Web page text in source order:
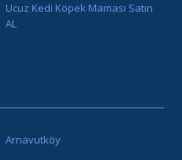
Ucuz Kedi Köpek Maması Satın
AL
Arnavutköy